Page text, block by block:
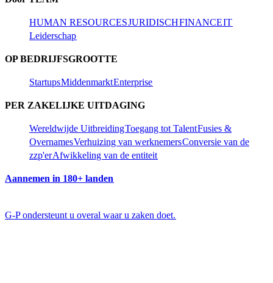
HUMAN RESOURCES​​JURIDISCH​​FINANCE​​IT​​
Leiderschap​​
OP BEDRIJFSGROOTTE​​
Startups​​Middenmarkt​​Enterprise​​
PER ZAKELIJKE UITDAGING​​
Wereldwijde Uitbreiding​​Toegang tot Talent​​Fusies &
Overnames​​Verhuizing van werknemers​​Conversie van de
zzp'er​​Afwikkeling van de entiteit​​
Aannemen in 180+ landen​​
G-P ondersteunt u overal waar u zaken doet.​​